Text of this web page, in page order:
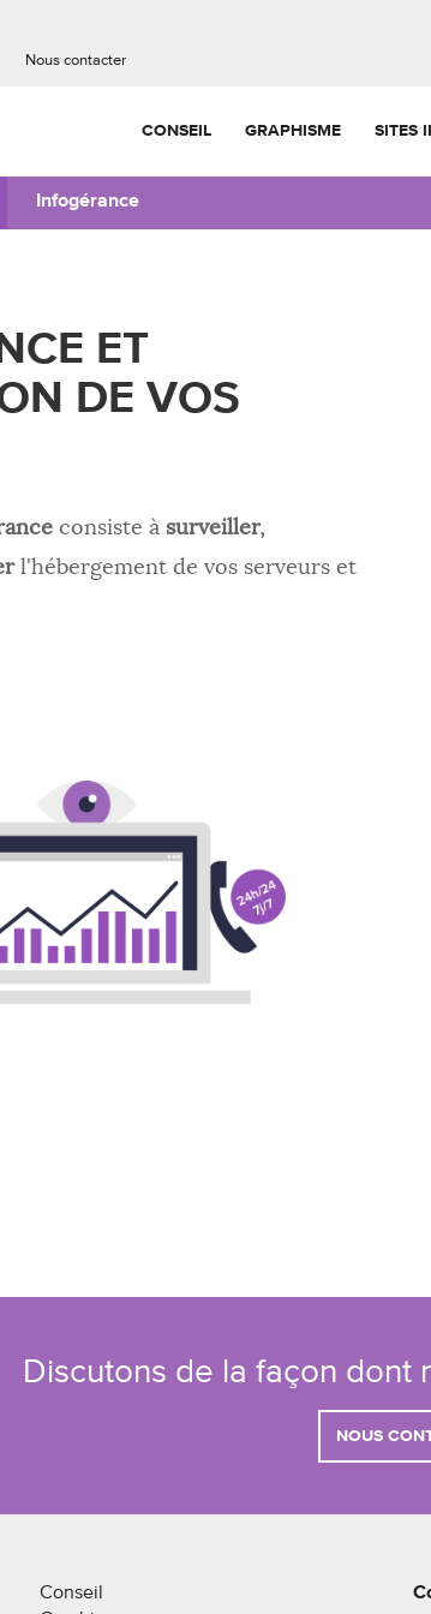
Nous contacter
CONSEIL GRAPHISME SITES
Infogérance
ET
DE VOS
consiste à surveiller,
l'hébergement de vos serveurs et
Discutons de la façon dont
NOUS
Conseil